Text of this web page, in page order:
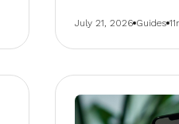
July 21, 2026 Guides